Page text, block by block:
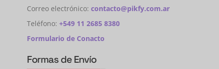
Correo electrónico: contacto@pikfy.com.ar
Teléfono: +549 11 2685 8380
Formulario de Conacto
Formas de Envío